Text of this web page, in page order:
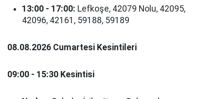
13:00 - 17:00: Lefkoşe, 42079 Nolu, 42095,
42096, 42161, 59188, 59189
08.08.2026 Cumartesi Kesintileri
09:00 - 15:30 Kesintisi